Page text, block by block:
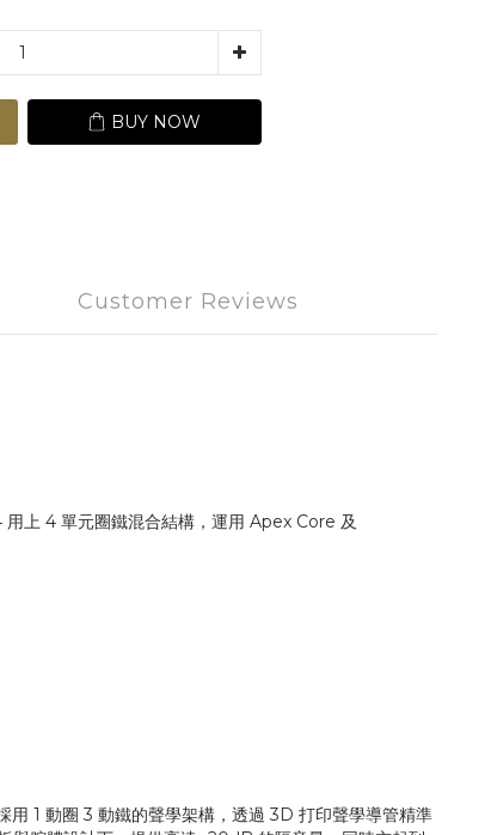
BUY NOW
Customer Reviews
上 4 單元圈鐵混合結構，運用 Apex Core 及
1 動圈 3 動鐵的聲學架構，透過 3D 打印聲學導管精準